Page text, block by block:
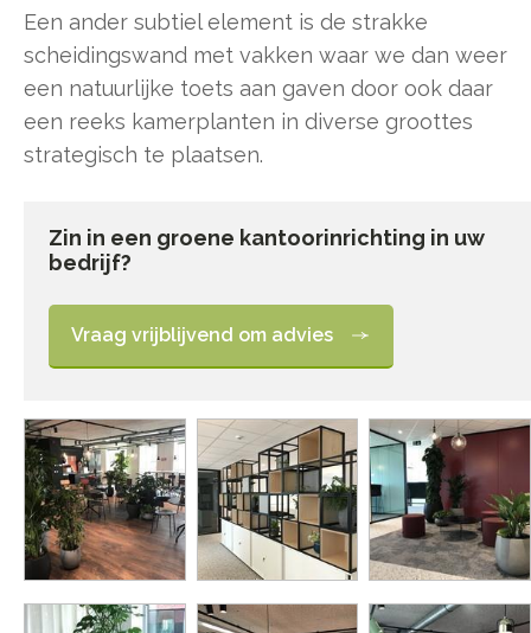
Een ander subtiel element is de strakke
scheidingswand met vakken waar we dan weer
een natuurlijke toets aan gaven door ook daar
een reeks kamerplanten in diverse groottes
strategisch te plaatsen.
Zin in een groene kantoorinrichting in uw
bedrijf?
Vraag vrijblijvend om advies